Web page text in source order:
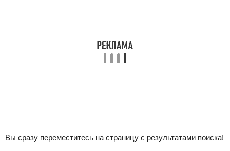
Вы сразу переместитесь на страницу с результатами поиска!